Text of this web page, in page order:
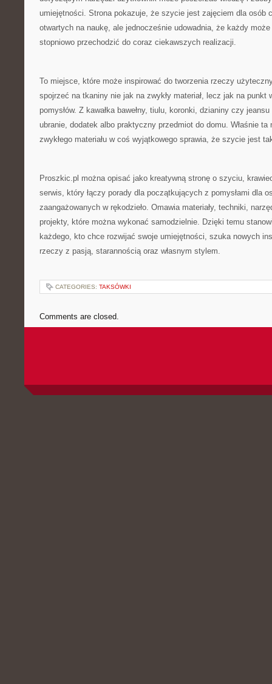
umiejętności. Strona pokazuje, że szycie jest zajęciem dla osób
otwartych na naukę, ale jednocześnie udowadnia, że każdy
stopniowo przechodzić do coraz ciekawszych realizacji.
To miejsce, które może inspirować do tworzenia rzeczy
spojrzeć na tkaniny nie jak na zwykły materiał, lecz jak na punkt
pomysłów. Z kawałka bawełny, tiulu, koronki, dzianiny czy
ubranie, dodatek albo praktyczny przedmiot do domu. Właśnie
zwykłego materiału w coś wyjątkowego sprawia, że szycie jest
Proszkic.pl można opisać jako kreatywną stronę o szyciu,
serwis, który łączy porady dla początkujących z pomysłami dla
zaangażowanych w rękodzieło. Omawia materiały, techniki,
projekty, które można wykonać samodzielnie. Dzięki temu
każdego, kto chce rozwijać swoje umiejętności, szuka nowych
rzeczy z pasją, starannością oraz własnym stylem.
CATEGORIES: TAKSÓWKI
Comments are closed.